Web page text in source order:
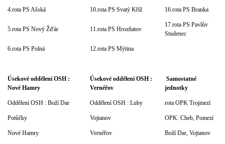
4.rota PS Ašská 10.rota PS Svatý Kříž 16.rota PS Branka
5.rota PS Nový Žďár 11.rota PS Hrozňatov
17.rota PS Pavlův
Studenec
6.rota PS Polná 12.rota PS Mýtina
Úsekové oddělení OSH :
Nové Hamry
Úsekové oddělení OSH :
Vernéřov
Samostatné
jednotky
Oddělení OSH : Boží Dar Oddělení OSH : Luby rota OPK Trojmezí
Potůčky Vojtanov OPK: Cheb, Pomezí
Nové Hamry Vernéřov Boží Dar, Vojtanov